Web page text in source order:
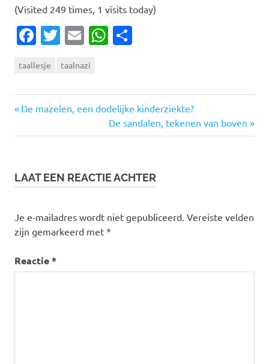
(Visited 249 times, 1 visits today)
Facebook
Twitter
EmailWhatsApp
taallesje taalnazi
Bericht
navigatie
Vorige
De mazelen, een dodelijke kinderziekte?
Volgende
bericht:
De sandalen, tekenen van boven
LAAT EEN REACTIE ACHTER
Je e-mailadres wordt niet gepubliceerd. Vereiste velden
zijn gemarkeerd met *
Reactie*